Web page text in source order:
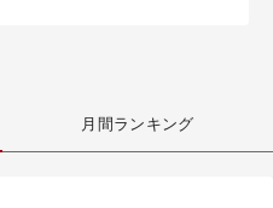
月間ランキング